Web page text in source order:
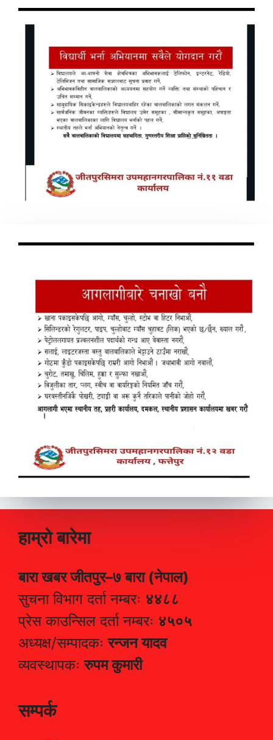
हाम्रो बारेमा
बारा खबर जीतपुर–७ बारा (नेपाल)
सुचना विभाग दर्ता नम्बरः ४४८८
प्रेस काउन्सिल दर्ता नम्बरः ४५०५
अध्यक्ष/सम्पादकःरन्जन यादव
व्यवस्थापकःरुपम कुमारी
सम्पर्क